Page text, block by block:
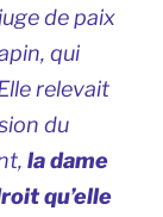
de paix
qui
relevait
du
la dame
qu’elle